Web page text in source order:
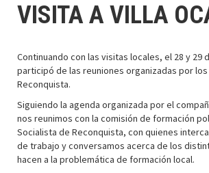
VISITA A VILLA
Continuando con las visitas locales, el 28 y 29
participó de las reuniones organizadas por
Reconquista.
Siguiendo la agenda organizada por el
nos reunimos con la comisión de formación
Socialista de Reconquista, con quienes
de trabajo y conversamos acerca de los
hacen a la problemática de formación local.